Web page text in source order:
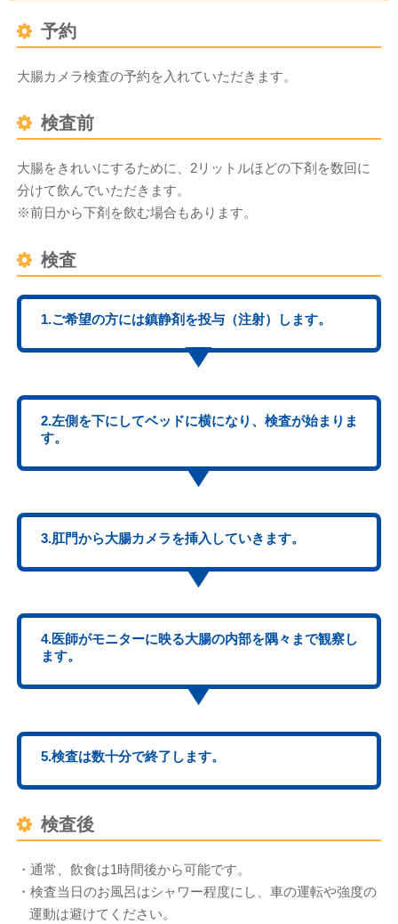
予約
大腸カメラ検査の予約を入れていただきます。
検査前
大腸をきれいにするために、2リットルほどの下剤を数回に
分けて飲んでいただきます。
※前日から下剤を飲む場合もあります。
検査
1.ご希望の方には鎮静剤を投与（注射）します。
2.左側を下にしてベッドに横になり、検査が始まりま
す。
3.肛門から大腸カメラを挿入していきます。
4.医師がモニターに映る大腸の内部を隅々まで観察し
ます。
5.検査は数十分で終了します。
検査後
・通常、飲食は1時間後から可能です。
・検査当日のお風呂はシャワー程度にし、車の運転や強度の
運動は避けてください。